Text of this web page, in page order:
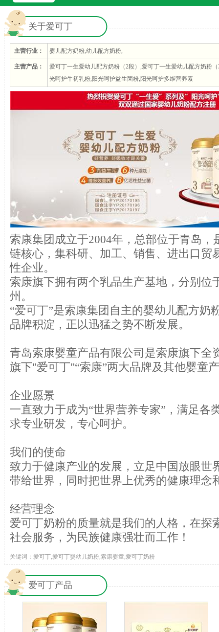
关于爱可丁
主营行业： 婴儿配方奶粉,幼儿配方奶粉,
主营产品：
爱可丁一生爱幼儿配方奶粉（2段）,爱可丁一生爱幼儿配方奶粉
光呵护牛初乳粉,阳光呵护益生菌粉,阳光呵护多维营养素
索康集团成立于2004年，总部位于青岛，
链核心，集科研、加工、销售、进出口贸
性企业。
索康旗下拥有两个乳品生产基地，分别位
州。
“爱可丁”是索康集团自主的婴幼儿配方奶
品牌积淀，正以迅猛之势不断发展。
青岛索康婴童产品有限公司是索康旗下全
旗下"爱可丁"“索康”两大品牌及其他婴童
企业愿景
一直致力于成为“世界营养专家”，满足各
求专业研发，专心呵护。
我们的使命
致力于健康产业的发展，立足中国放眼世
带给世界，同时把世界上优秀的健康理念
经营理念
爱可丁奶粉的质量就是我们的人格，在探
社会服务，为民族健康强壮而工作！
关键词：爱可丁,爱可丁婴幼儿奶粉,索康婴童,爱可丁奶粉
爱可丁产品